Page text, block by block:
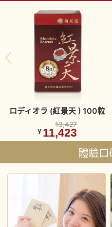
ロディオラ (紅景天 ) 100粒
13,427
¥ 11,423
體驗口